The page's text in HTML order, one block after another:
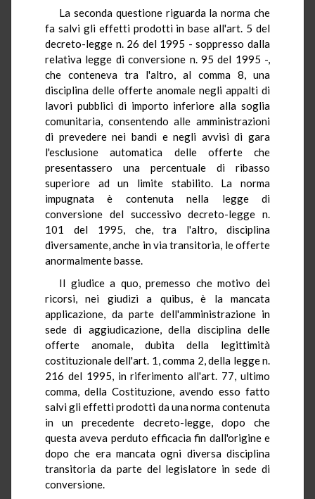
La seconda questione riguarda la norma che
fa salvi gli effetti prodotti in base all'art. 5 del
decreto-legge n. 26 del 1995 - soppresso dalla
relativa legge di conversione n. 95 del 1995 -,
che conteneva tra l'altro, al comma 8, una
disciplina delle offerte anomale negli appalti di
lavori pubblici di importo inferiore alla soglia
comunitaria, consentendo alle amministrazioni
di prevedere nei bandi e negli avvisi di gara
l'esclusione automatica delle offerte che
presentassero una percentuale di ribasso
superiore ad un limite stabilito. La norma
impugnata è contenuta nella legge di
conversione del successivo decreto-legge n.
101 del 1995, che, tra l'altro, disciplina
diversamente, anche in via transitoria, le offerte
anormalmente basse.
Il giudice a quo, premesso che motivo dei
ricorsi, nei giudizi a quibus, è la mancata
applicazione, da parte dell'amministrazione in
sede di aggiudicazione, della disciplina delle
offerte anomale, dubita della legittimità
costituzionale dell'art. 1, comma 2, della legge n.
216 del 1995, in riferimento all'art. 77, ultimo
comma, della Costituzione, avendo esso fatto
salvi gli effetti prodotti da una norma contenuta
in un precedente decreto-legge, dopo che
questa aveva perduto efficacia fin dall'origine e
dopo che era mancata ogni diversa disciplina
transitoria da parte del legislatore in sede di
conversione.